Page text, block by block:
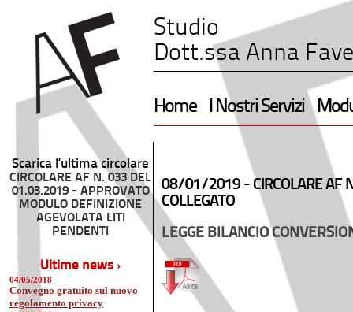
Studio
Dott.ssa Anna
Home I Nostri Servizi
Scarica l’ultima circolare
CIRCOLARE AF N. 033 DEL
01.03.2019 - APPROVATO
MODULO DEFINIZIONE
AGEVOLATA LITI
PENDENTI
Ultime news ›
04/05/2018
Convegno gratuito sul nuovo
regolamento privacy
08/01/2019 - CIRCOLARE AF
COLLEGATO
LEGGE BILANCIO